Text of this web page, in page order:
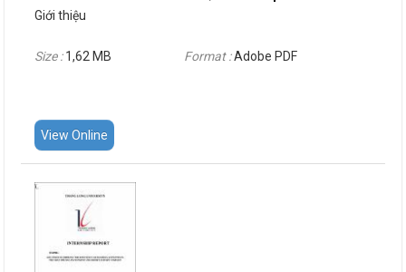
Giới thiệu
Size :1,62 MB Format :Adobe PDF
View Online